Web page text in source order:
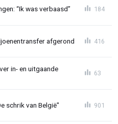
“Ik was verbaasd” 184
afgerond 416
in- en uitgaande
63
schrik van België" 901